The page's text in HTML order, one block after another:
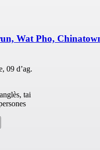
Wat Pho,
09 d’ag.
tai